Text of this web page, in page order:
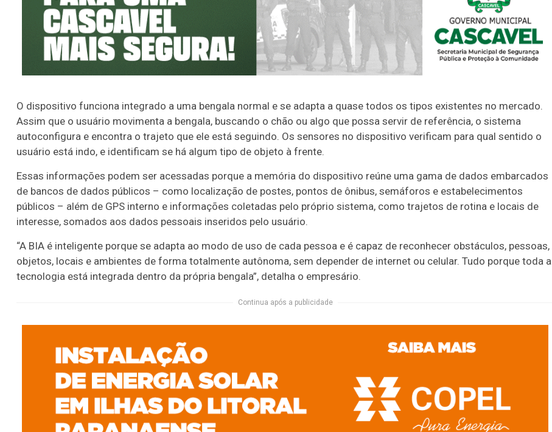
O dispositivo funciona integrado a uma bengala normal e se adapta a quase todos os tipos existentes no mercado.
Assim que o usuário movimenta a bengala, buscando o chão ou algo que possa servir de referência, o sistema
autoconfigura e encontra o trajeto que ele está seguindo. Os sensores no dispositivo verificam para qual sentido o
usuário está indo, e identificam se há algum tipo de objeto à frente.
Essas informações podem ser acessadas porque a memória do dispositivo reúne uma gama de dados embarcados
de bancos de dados públicos – como localização de postes, pontos de ônibus, semáforos e estabelecimentos
públicos – além de GPS interno e informações coletadas pelo próprio sistema, como trajetos de rotina e locais de
interesse, somados aos dados pessoais inseridos pelo usuário.
“A BIA é inteligente porque se adapta ao modo de uso de cada pessoa e é capaz de reconhecer obstáculos, pessoas,
objetos, locais e ambientes de forma totalmente autônoma, sem depender de internet ou celular. Tudo porque toda a
tecnologia está integrada dentro da própria bengala”, detalha o empresário.
Continua após a publicidade